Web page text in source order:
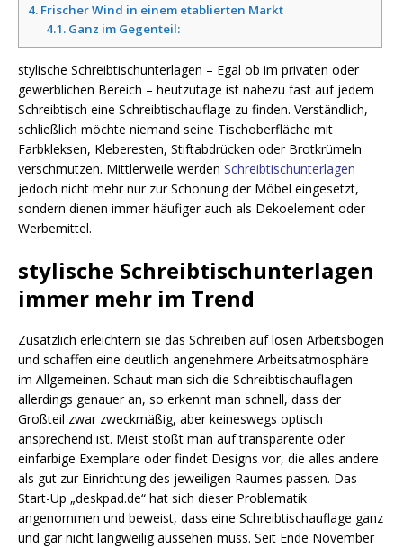
4. Frischer Wind in einem etablierten Markt
4.1.Ganz im Gegenteil:
stylische Schreibtischunterlagen – Egal ob im privaten oder
gewerblichen Bereich – heutzutage ist nahezu fast auf jedem
Schreibtisch eine Schreibtischauflage zu finden. Verständlich,
schließlich möchte niemand seine Tischoberfläche mit
Farbkleksen, Kleberesten, Stiftabdrücken oder Brotkrümeln
verschmutzen. Mittlerweile werden Schreibtischunterlagen
jedoch nicht mehr nur zur Schonung der Möbel eingesetzt,
sondern dienen immer häufiger auch als Dekoelement oder
Werbemittel.
stylische Schreibtischunterlagen
immer mehr im Trend
Zusätzlich erleichtern sie das Schreiben auf losen Arbeitsbögen
und schaffen eine deutlich angenehmere Arbeitsatmosphäre
im Allgemeinen. Schaut man sich die Schreibtischauflagen
allerdings genauer an, so erkennt man schnell, dass der
Großteil zwar zweckmäßig, aber keineswegs optisch
ansprechend ist. Meist stößt man auf transparente oder
einfarbige Exemplare oder findet Designs vor, die alles andere
als gut zur Einrichtung des jeweiligen Raumes passen. Das
Start-Up „deskpad.de“ hat sich dieser Problematik
angenommen und beweist, dass eine Schreibtischauflage ganz
und gar nicht langweilig aussehen muss. Seit Ende November